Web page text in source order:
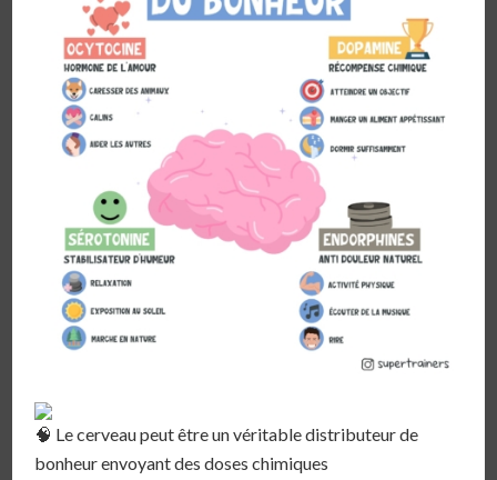
Le cerveau peut être un véritable distributeur de
bonheur envoyant des doses chimiques